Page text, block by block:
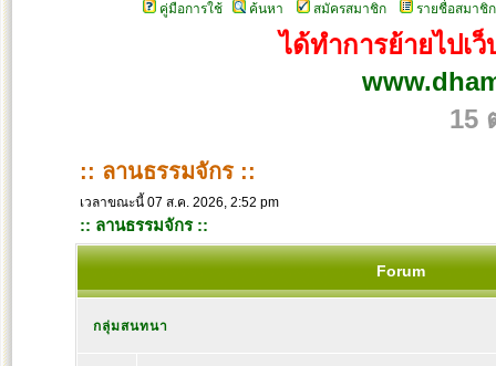
คู่มือการใช้ ค้นหา สมัครสมาชิก รายชื่อสมาชิก
ได้ทำการย้ายไปเ
15
:: ลานธรรมจักร ::
เวลาขณะนี้ 07 ส.ค. 2026, 2:52 pm
:: ลานธรรมจักร ::
Forum
กลุ่มสนทนา